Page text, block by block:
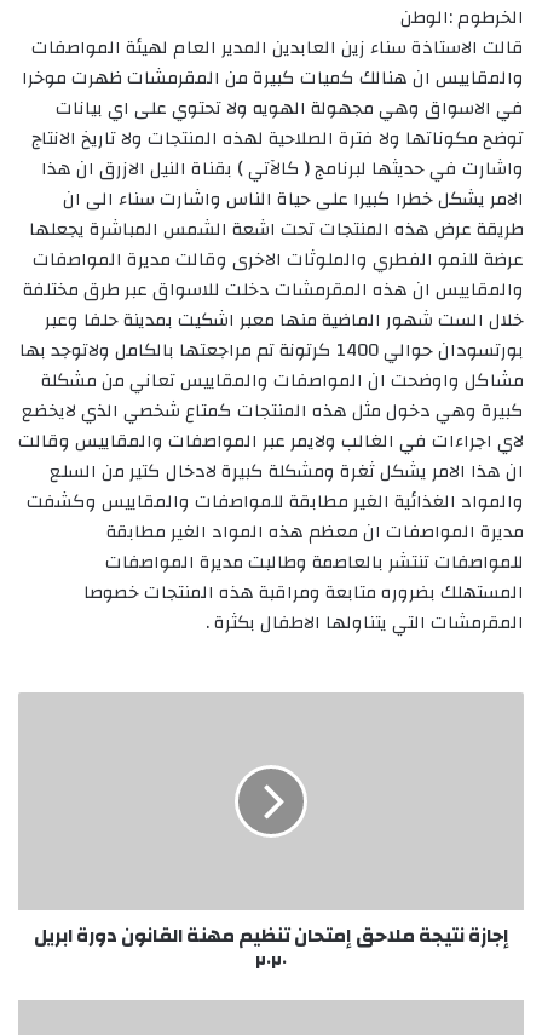
الخرطوم :الوطن
قالت الاستاذة سناء زين العابدين المدير العام لهيئة المواصفات
والمقاييس ان هنالك كميات كبيرة من المقرمشات ظهرت موخرا
في الاسواق وهي مجهولة الهويه ولا تحتوي على اي بيانات
توضح مكوناتها ولا فترة الصلاحية لهذه المنتجات ولا تاريخ الانتاج
واشارت في حديثها لبرنامج ( كالآتي ) بقناة النيل الازرق ان هذا
الامر يشكل خطرا كبيرا على حياة الناس واشارت سناء الى ان
طريقة عرض هذه المنتجات تحت اشعة الشمس المباشرة يجعلها
عرضة للنمو الفطري والملوثات الاخرى وقالت مديرة المواصفات
والمقاييس ان هذه المقرمشات دخلت للاسواق عبر طرق مختلفة
خلال الست شهور الماضية منها معبر اشكيت بمدينة حلفا وعبر
بورتسودان حوالي 1400 كرتونة تم مراجعتها بالكامل ولاتوجد بها
مشاكل واوضحت ان المواصفات والمقاييس تعاني من مشكلة
كبيرة وهي دخول مثل هذه المنتجات كمتاع شخصي الذي لايخضع
لاي اجراءات في الغالب ولايمر عبر المواصفات والمقاييس وقالت
ان هذا الامر يشكل ثغرة ومشكلة كبيرة لادخال كتير من السلع
والمواد الغذائية الغير مطابقة للمواصفات والمقاييس وكشفت
مديرة المواصفات ان معظم هذه المواد الغير مطابقة
للمواصفات تنتشر بالعاصمة وطالبت مديرة المواصفات
المستهلك بضروره متابعة ومراقبة هذه المنتجات خصوصا
المقرمشات التي يتناولها الاطفال بكثرة .
إجازة
ابريل
٢٠٢٠
إجازة نتيجة ملاحق إمتحان تنظيم مهنة القانون دورة ابريل
٢٠٢٠